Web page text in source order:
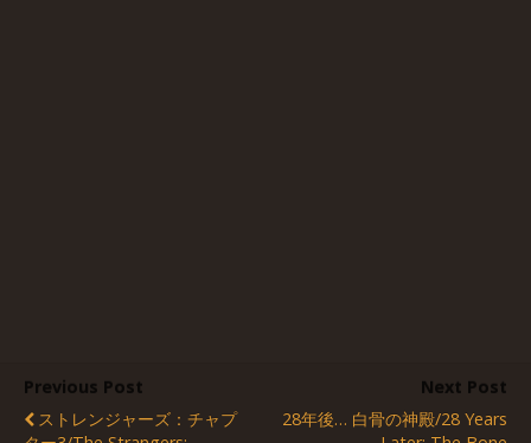
Previous Post
ストレンジャーズ：チャプ
Next Post
28年後… 白骨の神殿/28 Years